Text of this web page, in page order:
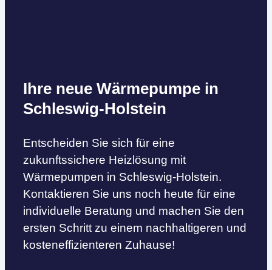
Ihre neue Wärmepumpe in
Schleswig-Holstein
Entscheiden Sie sich für eine
zukunftssichere Heizlösung mit
Wärmepumpen in Schleswig-Holstein.
Kontaktieren Sie uns noch heute für eine
individuelle Beratung und machen Sie den
ersten Schritt zu einem nachhaltigeren und
kosteneffizienteren Zuhause!